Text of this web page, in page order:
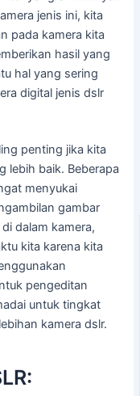
jenis ini, kita
pada kamera kita
hasil yang
hal yang sering
digital jenis dslr
penting jika kita
lebih baik. Beberapa
menyukai
gambar
dalam kamera,
kita karena kita
pengeditan
untuk tingkat
kamera dslr.